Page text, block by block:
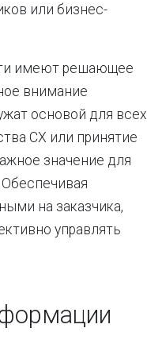
или бизнес-
имеют решающее
внимание
основой для всех
CX или принятие
значение для
на заказчика,
управлять